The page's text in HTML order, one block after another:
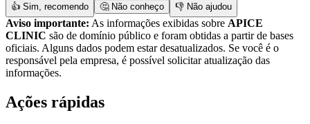
👍 Sim, recomendo 🤔 Não conheço 👎 Não ajudou
Aviso importante: As informações exibidas sobre APICE
CLINIC são de domínio público e foram obtidas a partir de bases
oficiais. Alguns dados podem estar desatualizados. Se você é o
responsável pela empresa, é possível solicitar atualização das
informações.
Ações rápidas